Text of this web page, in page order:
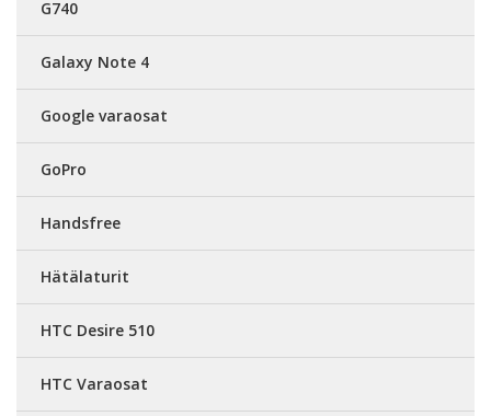
G740
Galaxy Note 4
Google varaosat
GoPro
Handsfree
Hätälaturit
HTC Desire 510
HTC Varaosat